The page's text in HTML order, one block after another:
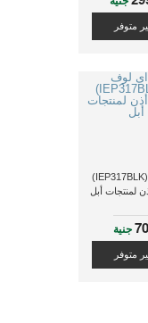
متوفر
اى لوف (IEP317BLK)
لمنتجات أبل
جنية
متوفر